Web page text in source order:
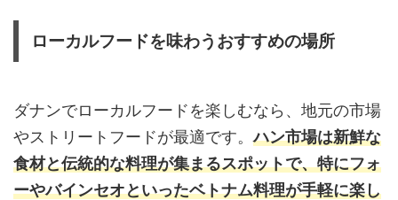
ローカルフードを味わうおすすめの場所
ダナンでローカルフードを楽しむなら、地元の市場
やストリートフードが最適です。ハン市場は新鮮な
食材と伝統的な料理が集まるスポットで、特にフォ
ーやバインセオといったベトナム料理が手軽に楽し